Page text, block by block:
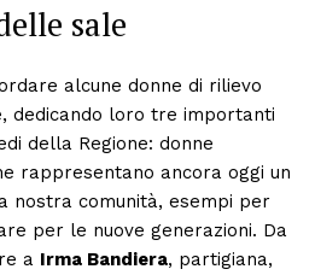
sale
alcune donne di rilievo
dedicando loro tre importanti
della Regione: donne
rappresentano ancora oggi un
nostra comunità, esempi per
per le nuove generazioni. Da
a Irma Bandiera, partigiana,